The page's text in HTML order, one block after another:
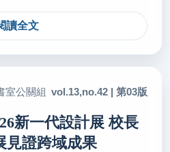
讀全文
室公關組 vol.13,no.42 | 第03版
新一代設計展 校長
見證跨域成果